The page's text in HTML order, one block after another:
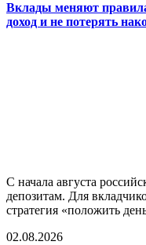
Вклады меняют
доход и не потерять
С начала августа
депозитам. Для
стратегия «положить
02.08.2026